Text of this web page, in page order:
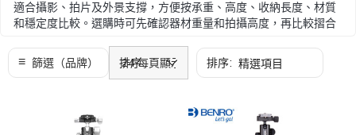
適合攝影、拍片及外景支撐，方便按承重、高度、收納長度、材質
和穩定度比較。選購時可先確認器材重量和拍攝高度，再比較摺合
選購時可先確認器材重量和拍攝高度，再比較摺合長度、腳管材
質、雲台規格和快拆系統。